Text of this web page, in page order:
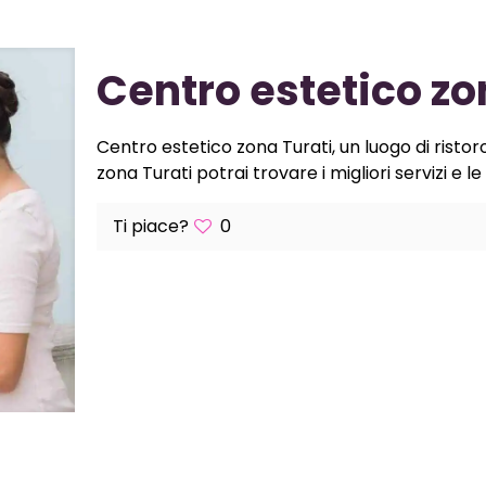
Centro estetico
Centro estetico zona Turati, un luogo di
zona Turati potrai trovare i migliori servizi e
Ti piace? 0